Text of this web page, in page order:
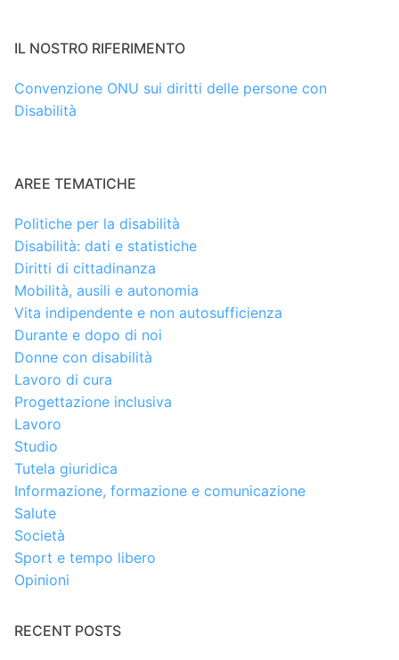
IL NOSTRO RIFERIMENTO
Convenzione ONU sui diritti delle persone con
Disabilità
AREE TEMATICHE
Politiche per la disabilità
Disabilità: dati e statistiche
Diritti di cittadinanza
Mobilità, ausili e autonomia
Vita indipendente e non autosufficienza
Durante e dopo di noi
Donne con disabilità
Lavoro di cura
Progettazione inclusiva
Lavoro
Studio
Tutela giuridica
Informazione, formazione e comunicazione
Salute
Società
Sport e tempo libero
Opinioni
RECENT POSTS